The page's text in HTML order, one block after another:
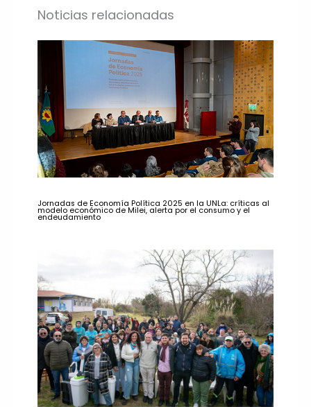
Noticias relacionadas
Jornadas de Economía Política 2025 en la UNLa: críticas al
modelo económico de Milei, alerta por el consumo y el
endeudamiento